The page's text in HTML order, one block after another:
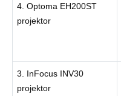
4. Optoma EH200ST
projektor
3. InFocus INV30
projektor